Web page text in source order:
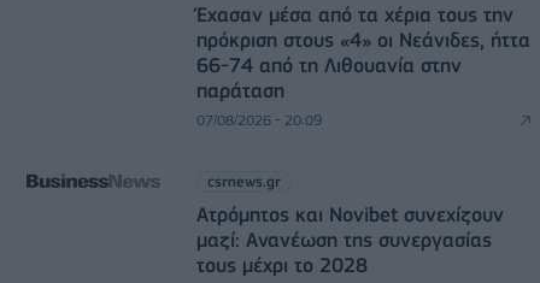
Έχασαν μέσα από τα χέρια τους την
πρόκριση στους «4» οι Νεάνιδες, ήττα
66-74 από τη Λιθουανία στην
παράταση
07/08/2026 - 20:09
csrnews.gr
Ατρόμητος και Novibet συνεχίζουν
μαζί: Ανανέωση της συνεργασίας
τους μέχρι το 2028